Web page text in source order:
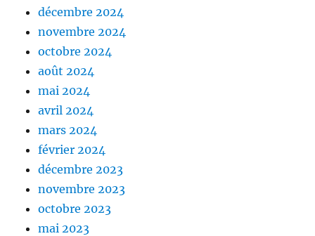
décembre 2024
novembre 2024
octobre 2024
août 2024
mai 2024
avril 2024
mars 2024
février 2024
décembre 2023
novembre 2023
octobre 2023
mai 2023